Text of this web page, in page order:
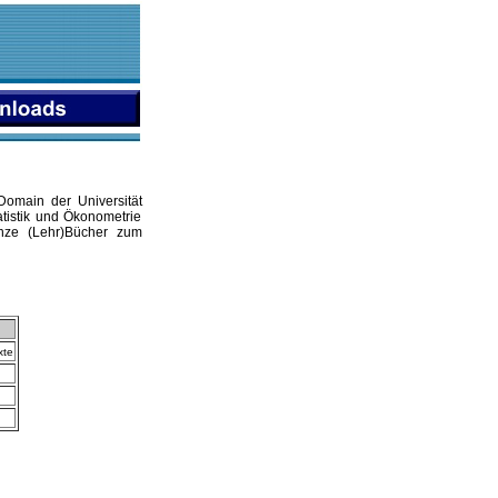
der Universität
und Ökonometrie
(Lehr)Bücher zum